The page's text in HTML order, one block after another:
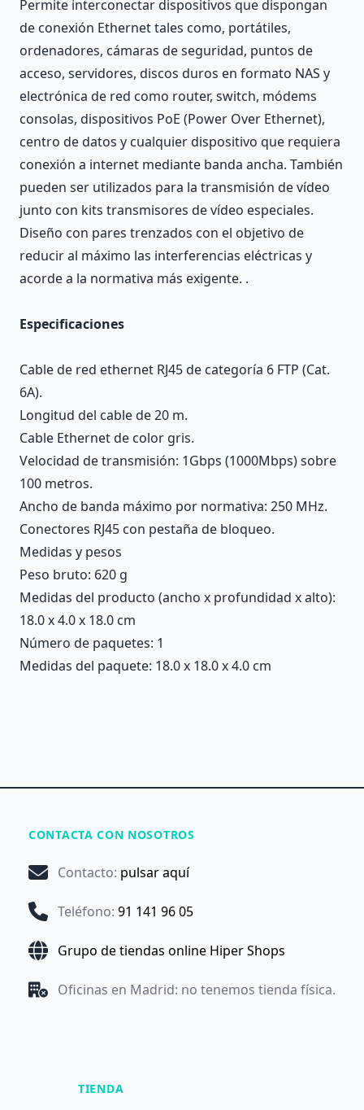
Permite interconectar dispositivos que dispongan
de conexión Ethernet tales como, portátiles,
ordenadores, cámaras de seguridad, puntos de
acceso, servidores, discos duros en formato NAS y
electrónica de red como router, switch, módems
consolas, dispositivos PoE (Power Over Ethernet),
centro de datos y cualquier dispositivo que requiera
conexión a internet mediante banda ancha. También
pueden ser utilizados para la transmisión de vídeo
junto con kits transmisores de vídeo especiales.
Diseño con pares trenzados con el objetivo de
reducir al máximo las interferencias eléctricas y
acorde a la normativa más exigente. .
Especificaciones
Cable de red ethernet RJ45 de categoría 6 FTP (Cat.
6A).
Longitud del cable de 20 m.
Cable Ethernet de color gris.
Velocidad de transmisión: 1Gbps (1000Mbps) sobre
100 metros.
Ancho de banda máximo por normativa: 250 MHz.
Conectores RJ45 con pestaña de bloqueo.
Medidas y pesos
Peso bruto: 620 g
Medidas del producto (ancho x profundidad x alto):
18.0 x 4.0 x 18.0 cm
Número de paquetes: 1
Medidas del paquete: 18.0 x 18.0 x 4.0 cm
CONTACTA CON NOSOTROS
Contacto: pulsar aquí
Teléfono: 91 141 96 05
Grupo de tiendas online Hiper Shops
Oficinas en Madrid: no tenemos tienda física.
TIENDA